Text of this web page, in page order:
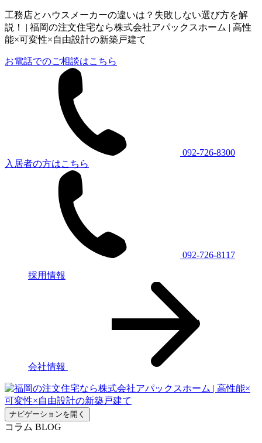
工務店とハウスメーカーの違いは？失敗しない選び方を解
説！ | 福岡の注文住宅なら株式会社アパックスホーム | 高性
能×可変性×自由設計の新築戸建て
お電話でのご相談はこちら
092-726-8300
入居者の方はこちら
092-726-8117
採用情報
会社情報
ナビゲーションを開く
コラム BLOG